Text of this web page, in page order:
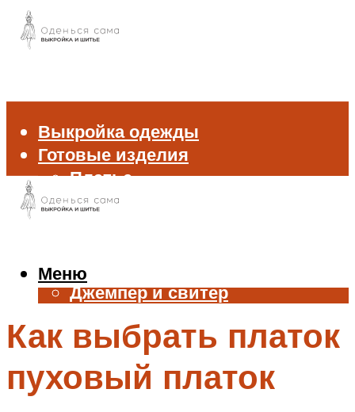
Выкройка одежды
Готовые изделия
Платье
Брюки
Жилет
Джемпер и свитер
Аксессуары
Меню
Меню
Как выбрать платок
пуховый платок